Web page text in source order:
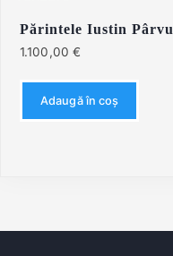
Părintele Iustin Pârvu
1.100,00 €
Adaugă în coș